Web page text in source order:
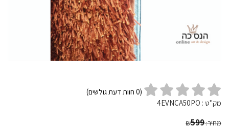
(
0 חוות דעת גולשים)
מק"ט : 4EVNCA50PO
מחיר: ₪599